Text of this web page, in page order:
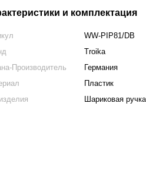
и комплектация
WW-PIP81/DB
Troika
Производитель
Германия
Пластик
Шариковая ручка